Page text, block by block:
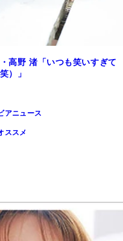
高野 渚「いつも笑いすぎて
）」
アニュース
ススメ